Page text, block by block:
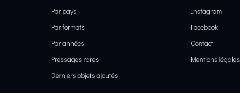
Par pays
Par formats
Par années
Pressages rares
Derniers objets ajoutés
Instagram
Facebook
Contact
Mentions légales